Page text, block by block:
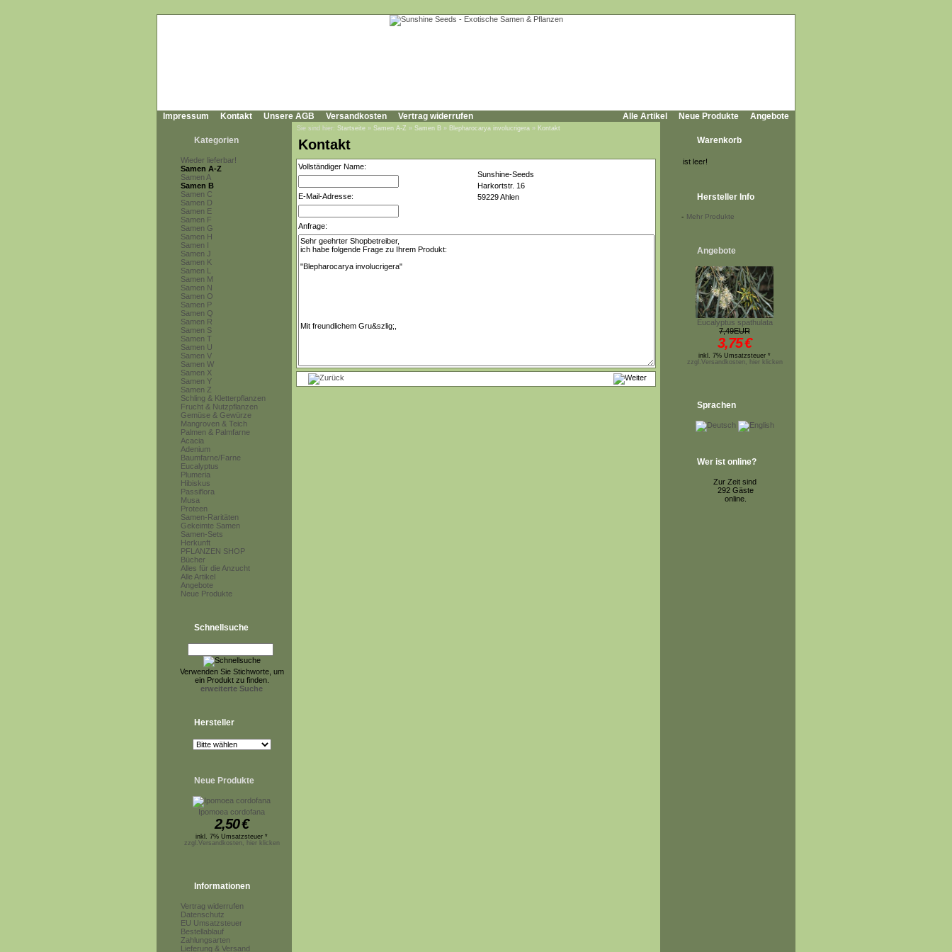
Impressum Kontakt Unsere AGB Versandkosten Vertrag widerrufen Alle Artikel Neue Produkte Angebote
Kategorien
Wieder lieferbar!
Samen A-Z
Samen A
Samen B
Samen C
Samen D
Samen E
Samen F
Samen G
Samen H
Samen I
Samen J
Samen K
Samen L
Samen M
Samen N
Samen O
Samen P
Samen Q
Samen R
Samen S
Samen T
Samen U
Samen V
Samen W
Samen X
Samen Y
Samen Z
Schling & Kletterpflanzen
Frucht & Nutzpflanzen
Gemüse & Gewürze
Mangroven & Teich
Palmen & Palmfarne
Acacia
Adenium
Baumfarne/Farne
Eucalyptus
Plumeria
Hibiskus
Passiflora
Musa
Proteen
Samen-Raritäten
Gekeimte Samen
Samen-Sets
Herkunft
PFLANZEN SHOP
Bücher
Alles für die Anzucht
Alle Artikel
Angebote
Neue Produkte
Schnellsuche
Verwenden Sie Stichworte, um
ein Produkt zu finden.
erweiterte Suche
Hersteller
Neue Produkte
Ipomoea cordofana
2,50€
inkl. 7% Umsatzsteuer *
zzgl.Versandkosten, hier klicken
Informationen
Vertrag widerrufen
Datenschutz
EU Umsatzsteuer
Bestellablauf
Zahlungsarten
Lieferung & Versand
Sie sind hier: Startseite » Samen A-Z » Samen B » Blepharocarya involucrigera » Kontakt
Kontakt
Vollständiger Name:
Sunshine-Seeds
Harkortstr. 16
59229 Ahlen
E-Mail-Adresse:
Anfrage:
Warenkorb
ist leer!
Hersteller Info
- Mehr Produkte
Angebote
Eucalyptus spathulata
7,49EUR
3,75€
inkl. 7% Umsatzsteuer *
zzgl.Versandkosten, hier klicken
Sprachen
Wer ist online?
Zur Zeit sind
292 Gäste
online.